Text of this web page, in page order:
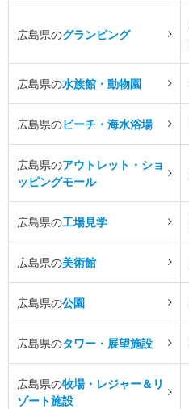
広島県のグランピング
広島県の水族館・動物園
広島県のビーチ・海水浴場
広島県のアウトレット・ショ
ッピングモール
広島県の工場見学
広島県の美術館
広島県の公園
広島県のタワー・展望施設
広島県の牧場・レジャー＆リ
ゾート施設